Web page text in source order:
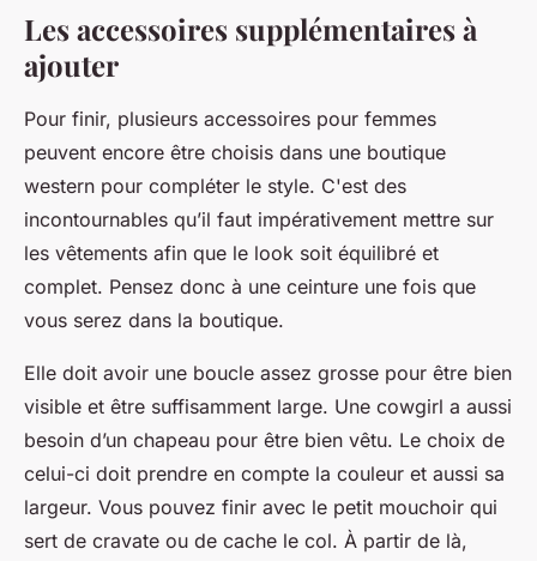
Les accessoires supplémentaires à
ajouter
Pour finir, plusieurs accessoires pour femmes
peuvent encore être choisis dans une boutique
western pour compléter le style. C'est des
incontournables qu’il faut impérativement mettre sur
les vêtements afin que le look soit équilibré et
complet. Pensez donc à une ceinture une fois que
vous serez dans la boutique.
Elle doit avoir une boucle assez grosse pour être bien
visible et être suffisamment large. Une cowgirl a aussi
besoin d’un chapeau pour être bien vêtu. Le choix de
celui-ci doit prendre en compte la couleur et aussi sa
largeur. Vous pouvez finir avec le petit mouchoir qui
sert de cravate ou de cache le col. À partir de là,